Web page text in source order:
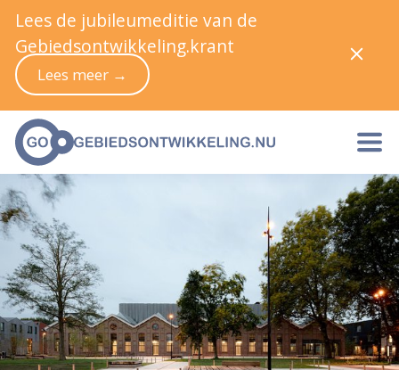
Lees de jubileumeditie van de
Gebiedsontwikkeling.krant
Lees meer →